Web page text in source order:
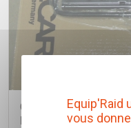
GLISSIERE DE SIEGE
Equip'Raid
vous